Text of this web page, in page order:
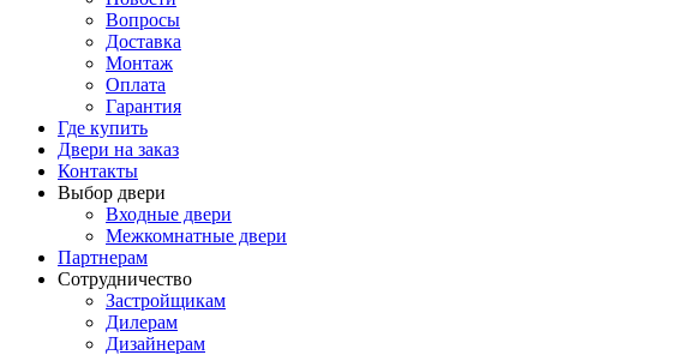
Вопросы
Доставка
Монтаж
Оплата
Гарантия
Где купить
Двери на заказ
Контакты
Выбор двери
Входные двери
Межкомнатные двери
Партнерам
Сотрудничество
Застройщикам
Дилерам
Дизайнерам